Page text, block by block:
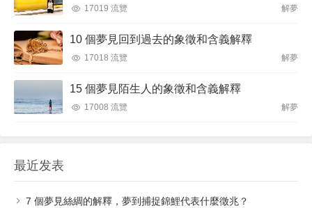
17019 流覽 解夢
10 個夢見回到過去的象徵和含義解釋
17018 流覽 解夢
15 個夢見陌生人的象徵和含義解釋
17008 流覽 解夢
最近发表
7 個夢見絲綢的解釋，夢到捕捉錦鯉代表什麼徵兆？